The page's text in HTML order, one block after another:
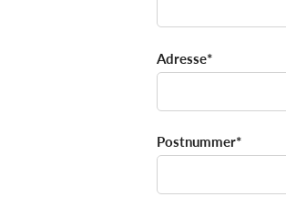
Adresse*
Postnummer*